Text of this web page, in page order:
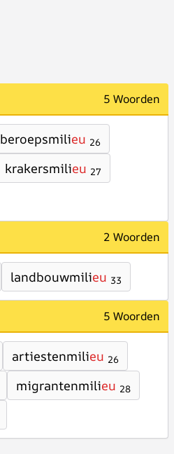
5 Woorden
beroepsmilieu 26
krakersmilieu 27
2 Woorden
landbouwmilieu 33
5 Woorden
artiestenmilieu 26
migrantenmilieu 28